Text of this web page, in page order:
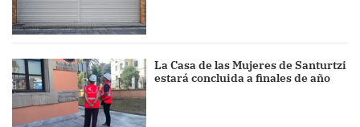
La Casa de las Mujeres de Santurtzi
estará concluida a finales de año